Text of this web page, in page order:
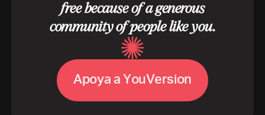
free because of a generous
community of people like you.
ApoyaaYouVersion